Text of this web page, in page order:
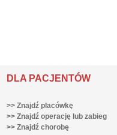
DLA PACJENTÓW
>> Znajdź placówkę
>> Znajdź operację lub zabieg
>> Znajdź chorobę